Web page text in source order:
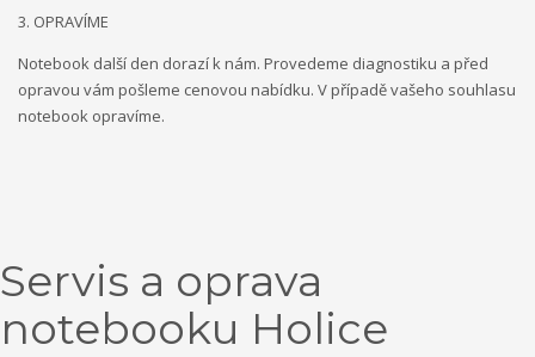
3. OPRAVÍME
Notebook další den dorazí k nám. Provedeme diagnostiku a před
opravou vám pošleme cenovou nabídku. V případě vašeho souhlasu
notebook opravíme.
Servis a oprava
notebooku Holice